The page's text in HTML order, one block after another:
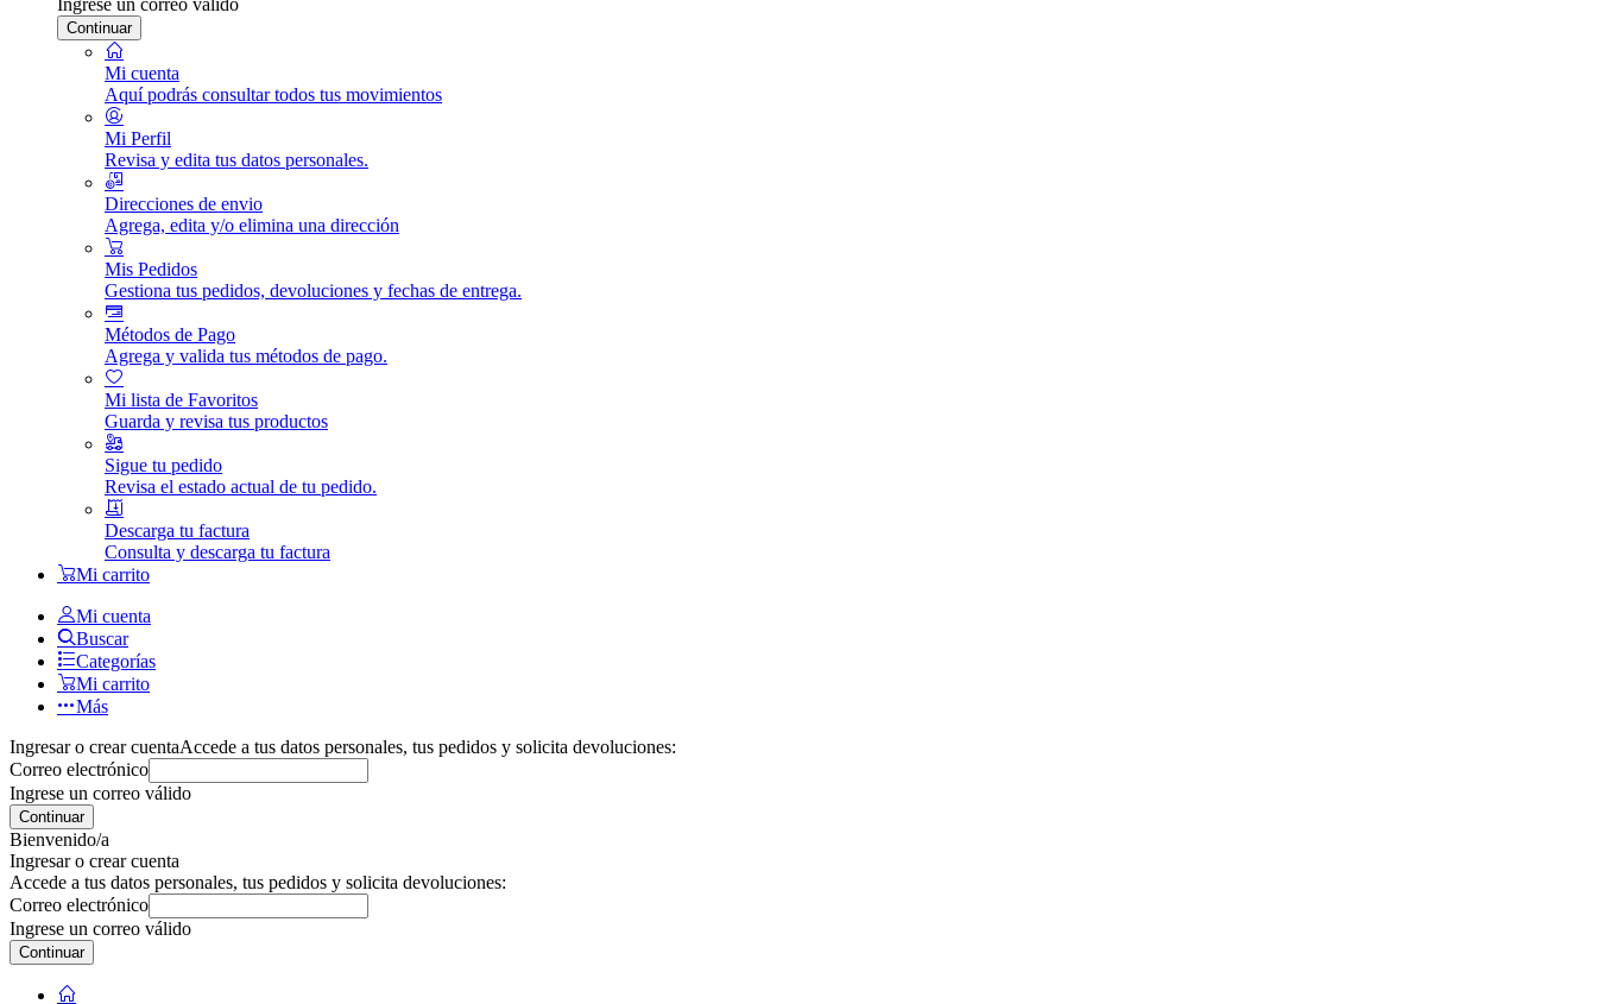
Continuar
Mi cuenta
Aquí podrás consultar todos tus movimientos
Mi Perfil
Revisa y edita tus datos personales.
Direcciones de envio
Agrega, edita y/o elimina una dirección
Mis Pedidos
Gestiona tus pedidos, devoluciones y fechas de entrega.
Métodos de Pago
Agrega y valida tus métodos de pago.
Mi lista de Favoritos
Guarda y revisa tus productos
Sigue tu pedido
Revisa el estado actual de tu pedido.
Descarga tu factura
Consulta y descarga tu factura
Mi carrito
Mi cuenta
Buscar
Categorías
Mi carrito
Más
Ingresar o crear cuentaAccede a tus datos personales, tus pedidos y solicita devoluciones:
Correo electrónico
Ingrese un correo válido
Continuar
Bienvenido/a
Ingresar o crear cuenta
Accede a tus datos personales, tus pedidos y solicita devoluciones:
Correo electrónico
Ingrese un correo válido
Continuar